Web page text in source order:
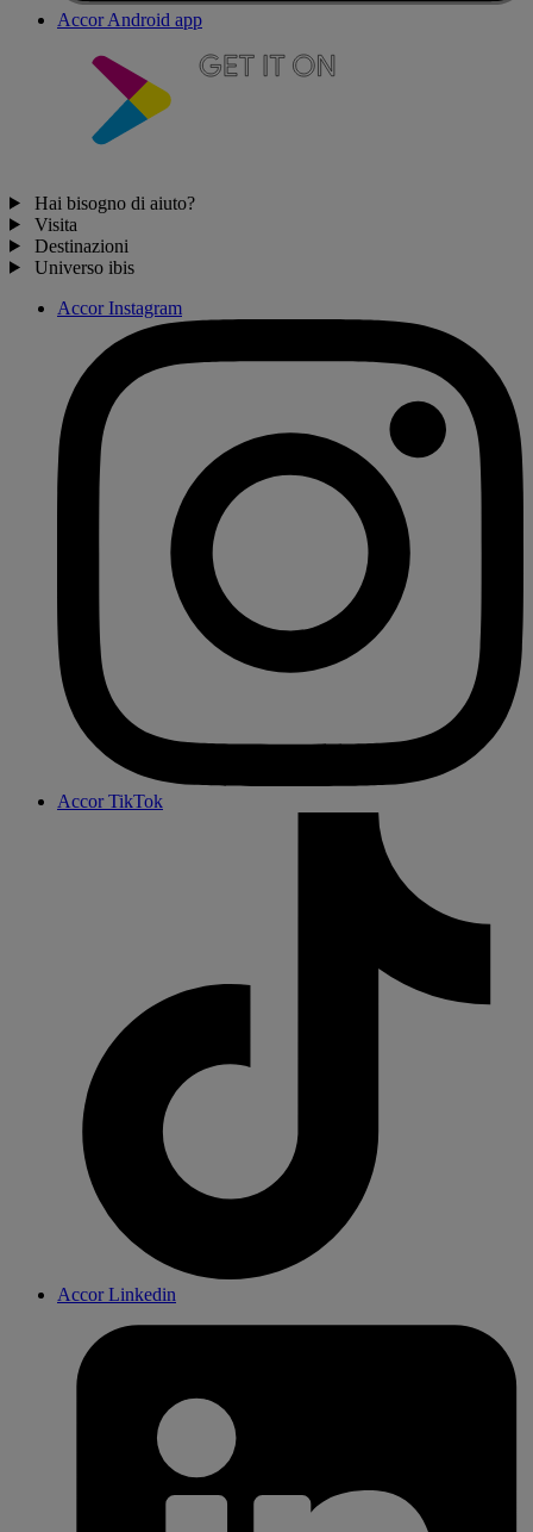
Accor Android app
Hai bisogno di aiuto?
Visita
Destinazioni
Universo ibis
Accor Instagram
Accor TikTok
Accor Linkedin